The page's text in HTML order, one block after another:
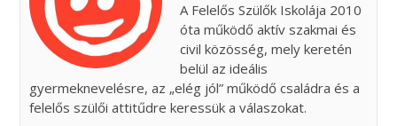
A Felelős Szülők Iskolája 2010
óta működő aktív szakmai és
civil közösség, mely keretén
belül az ideális
gyermeknevelésre, az „elég jól” működő családra és a
felelős szülői attitűdre keressük a válaszokat.